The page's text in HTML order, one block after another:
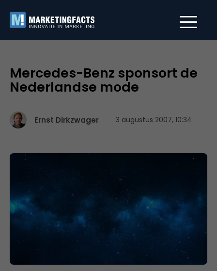
Mercedes-Benz sponsort de
Nederlandse mode
Ernst Dirkzwager 3 augustus 2007, 10:34